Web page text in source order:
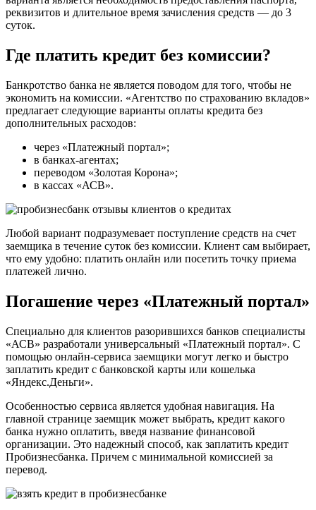
реквизитов и длительное время зачисления средств — до 3
суток.
Где платить кредит без комиссии?
Банкротство банка не является поводом для того, чтобы не
экономить на комиссии. «Агентство по страхованию вкладов»
предлагает следующие варианты оплаты кредита без
дополнительных расходов:
через «Платежный портал»;
в банках-агентах;
переводом «Золотая Корона»;
в кассах «АСВ».
Любой вариант подразумевает поступление средств на счет
заемщика в течение суток без комиссии. Клиент сам выбирает,
что ему удобно: платить онлайн или посетить точку приема
платежей лично.
Погашение через «Платежный портал»
Специально для клиентов разорившихся банков специалисты
«АСВ» разработали универсальный «Платежный портал». С
помощью онлайн-сервиса заемщики могут легко и быстро
заплатить кредит с банковской карты или кошелька
«Яндекс.Деньги».
Особенностью сервиса является удобная навигация. На
главной странице заемщик может выбрать, кредит какого
банка нужно оплатить, введя название финансовой
организации. Это надежный способ, как заплатить кредит
Пробизнесбанка. Причем с минимальной комиссией за
перевод.